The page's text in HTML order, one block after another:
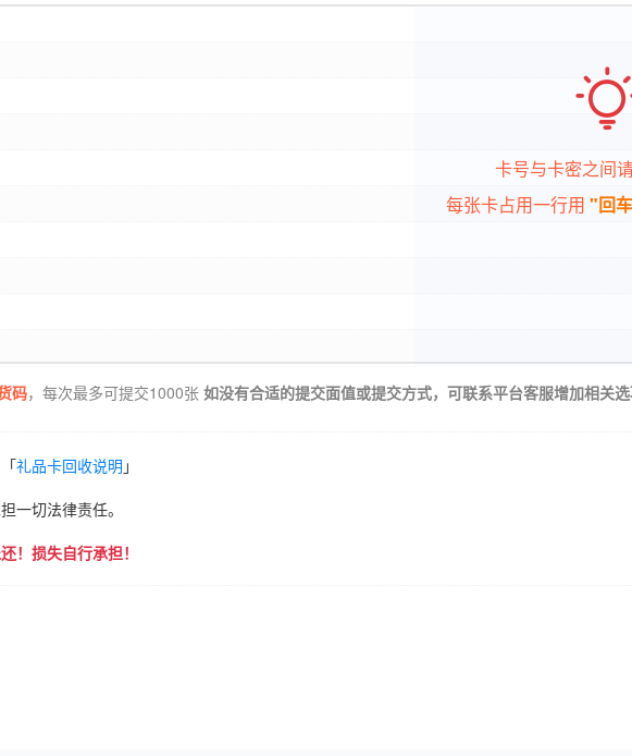
卡号与卡密之间
每张卡占用一行用 "回
码，每次最多可提交1000张 如没有合适的提交面值或提交方式，可联系平台客服增加相关
礼品卡回收说明 」
一切法律责任。
！损失自行承担！